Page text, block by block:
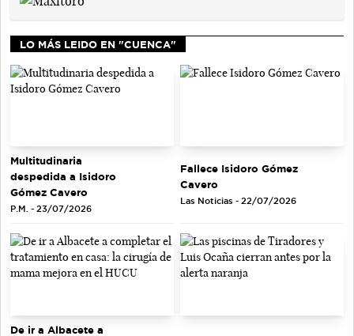
LO MÁS LEIDO EN "CUENCA"
Multitudinaria
despedida a Isidoro
Gómez Cavero
P.M. - 23/07/2026
Fallece Isidoro Gómez
Cavero
Las Noticias - 22/07/2026
De ir a Albacete a